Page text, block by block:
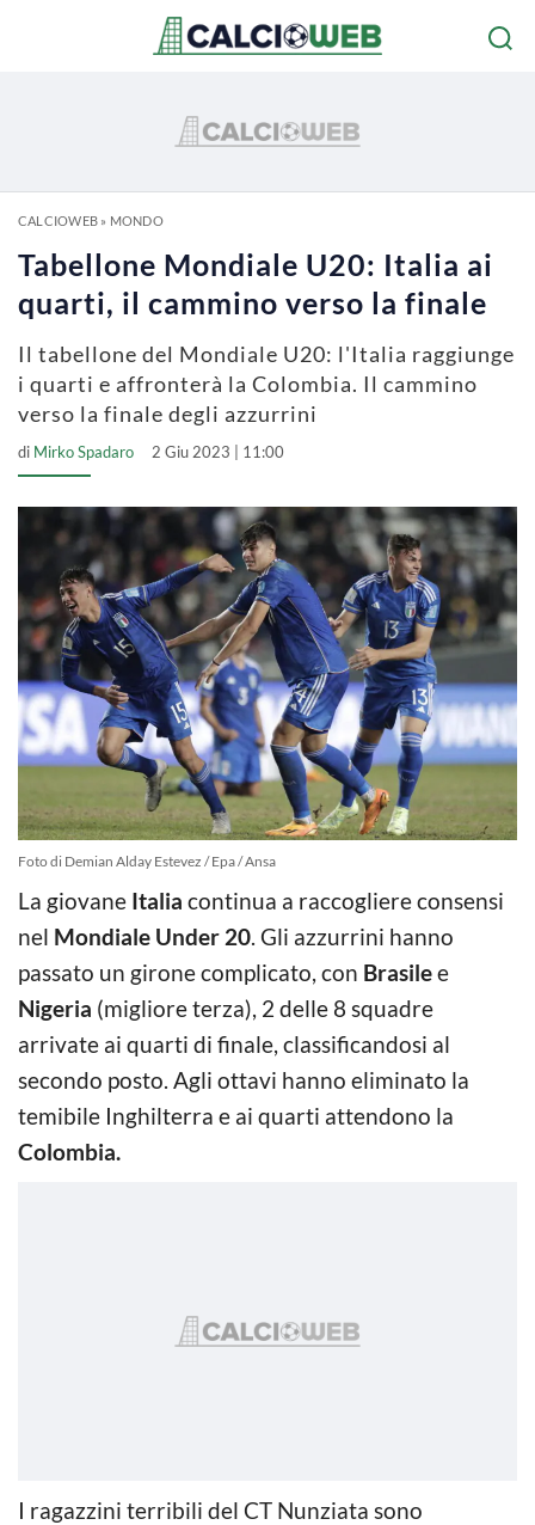
CALCIOWEB» MONDO
Tabellone Mondiale U20: Italia ai
quarti, il cammino verso la finale
Il tabellone del Mondiale U20: l'Italia raggiunge
i quarti e affronterà la Colombia. Il cammino
verso la finale degli azzurrini
di Mirko Spadaro 2 Giu 2023 | 11:00
Foto di Demian Alday Estevez / Epa / Ansa
La giovane Italia continua a raccogliere consensi
nel Mondiale Under 20. Gli azzurrini hanno
passato un girone complicato, con Brasilee
Nigeria (migliore terza), 2 delle 8 squadre
arrivate ai quarti di finale, classificandosi al
secondo posto. Agli ottavi hanno eliminato la
temibile Inghilterra e ai quarti attendono la
Colombia.
I ragazzini terribili del CT Nunziata sono